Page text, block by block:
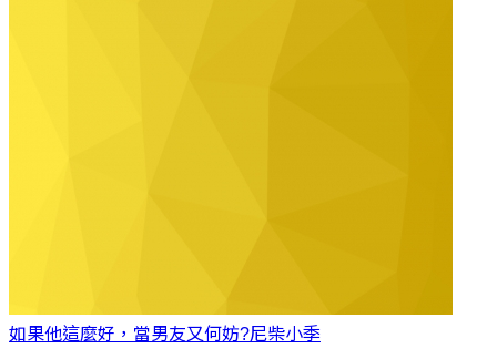
如果他這麼好，當男友又何妨?尼柴小季